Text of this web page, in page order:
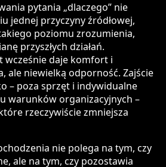
pytania „dlaczego” nie
jednej przyczyny źródłowej,
poziomu zrozumienia,
przyszłych działań.
wcześnie daje komfort i
ale niewielką odporność. Zajście
– poza sprzęt i indywidualne
warunków organizacyjnych –
rzeczywiście zmniejsza
nie polega na tym, czy
ale na tym, czy pozostawia